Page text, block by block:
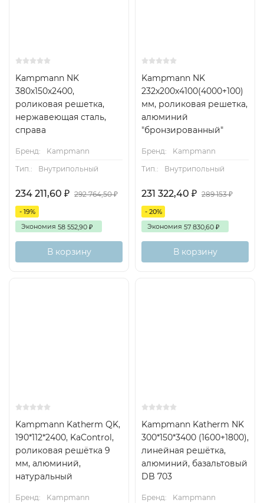
Kampmann NK
380x150x2400,
роликовая решетка,
нержавеющая сталь,
справа
Бренд:
Kampmann
Тип.:
Внутрипольный
234 211,60 ₽ 292 764,50₽
- 19%
Экономия 58 552,90 ₽
В корзину
Kampmann NK
232x200x4100(4000+100)
мм, роликовая решетка,
алюминий
"бронзированный"
Бренд:
Kampmann
Тип.:
Внутрипольный
231 322,40 ₽ 289 153₽
- 20%
Экономия 57 830,60 ₽
В корзину
Kampmann Katherm QK,
190*112*2400, KaControl,
роликовая решётка 9
мм, алюминий,
натуральный
Бренд:
Kampmann
Kampmann Katherm NK
300*150*3400 (1600+1800),
линейная решётка,
алюминий, базальтовый
DB 703
Бренд:
Kampmann